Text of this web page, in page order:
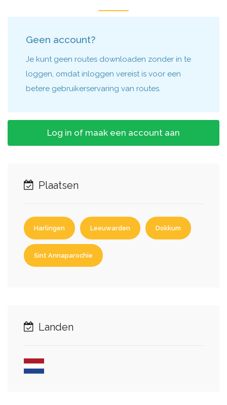
Geen account?
Je kunt geen routes downloaden zonder in te
loggen, omdat inloggen vereist is voor een
betere gebruikerservaring van routes.
Log in of maak een account aan
Plaatsen
Harlingen Leeuwarden Dokkum
Sint Annaparochie
Landen